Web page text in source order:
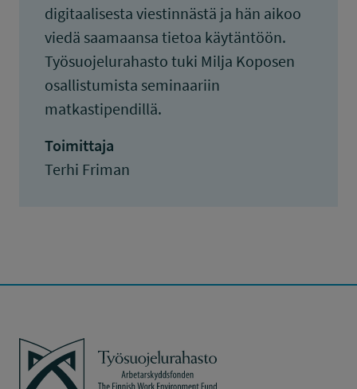
digitaalisesta viestinnästä ja hän aikoo
viedä saamaansa tietoa käytäntöön.
Työsuojelurahasto tuki Milja Koposen
osallistumista seminaariin
matkastipendillä.
Toimittaja
Terhi Friman
Työsuojelurahasto